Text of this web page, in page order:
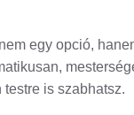
egy opció,
is szabhatsz.